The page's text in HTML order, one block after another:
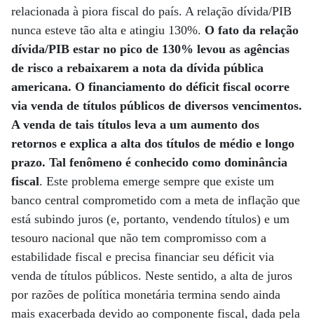
relacionada à piora fiscal do país. A relação dívida/PIB
nunca esteve tão alta e atingiu 130%. O fato da relação
dívida/PIB estar no pico de 130% levou as agências
de risco a rebaixarem a nota da dívida pública
americana. O financiamento do déficit fiscal ocorre
via venda de títulos públicos de diversos vencimentos.
A venda de tais títulos leva a um aumento dos
retornos e explica a alta dos títulos de médio e longo
prazo. Tal fenômeno é conhecido como dominância
fiscal. Este problema emerge sempre que existe um
banco central comprometido com a meta de inflação que
está subindo juros (e, portanto, vendendo títulos) e um
tesouro nacional que não tem compromisso com a
estabilidade fiscal e precisa financiar seu déficit via
venda de títulos públicos. Neste sentido, a alta de juros
por razões de política monetária termina sendo ainda
mais exacerbada devido ao componente fiscal, dada pela